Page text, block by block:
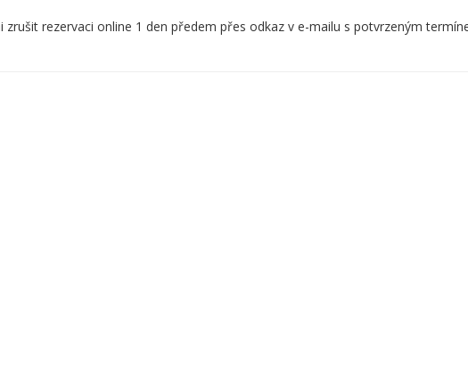
rezervaci online 1 den předem přes odkaz v e-mailu s potvrzeným